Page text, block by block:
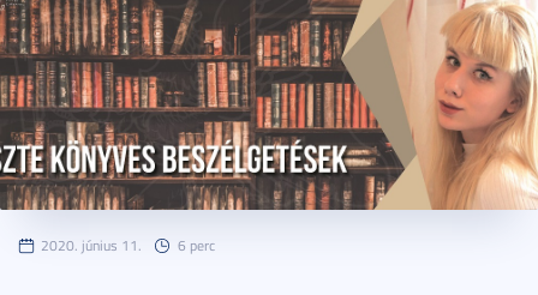
2020. június 11. 6 perc